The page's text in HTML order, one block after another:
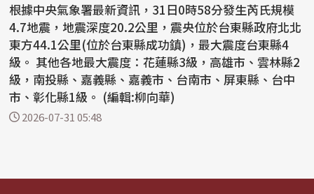
根據中央氣象署最新資訊，31日0時58分發生芮氏規模
4.7地震，地震深度20.2公里，震央位於台東縣政府北北
東方44.1公里(位於台東縣成功鎮)，最大震度台東縣4
級。 其他各地最大震度：花蓮縣3級，高雄市、雲林縣2
級，南投縣、嘉義縣、嘉義市、台南市、屏東縣、台中
市、彰化縣1級。 (編輯:柳向華)
2026-07-31 05:48